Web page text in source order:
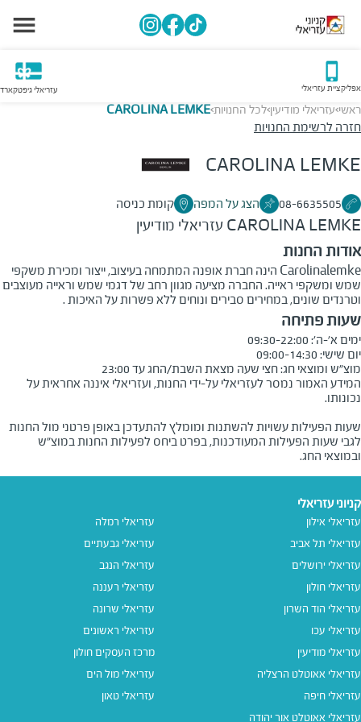
אפליקציית עזריאלי עזריאלי גיפטקארד
ראשי>עזריאלי מודיעין>לכל החנויות>
CAROLINA LEMKE
חזרה לרשימת החנויות
CAROLINA LEMKE
08-6635505 הצג על המפה קומת כניסה
CAROLINA LEMKE עזריאלי מודיעין
אודות החנות
Carolinalemke הינה חברת אופנה המתמחה בעיצוב, ייצור ומכירת משקפי
שמש ומשקפי ראייה. החברה מציעה מגוון רחב של דגמי שמש וראייה מעוצבים
וטרנדים שונים, במחירים סבירים ונוחים ללא פשרות על האיכות .
שעות פתיחה
מוצ"ש ומוצאי חג: חצי שעה מצאת השבת/החג עד 23:00
המידע האמור נמסר לעזריאלי על-ידי החנות, ועזריאלי איננה אחראית על
שעות הפעילות עשויות להשתנות ומומלץ להתעדכן באופן פרטני מול החנות
לגבי שעות הפעילות המעודכנות, בפרט ביחס לפעילות החנות במוצ"ש
ובמוצאי החג.
קניוני עזריאלי
עזריאלי אילון
עזריאלי תל אביב
עזריאלי ירושלים
עזריאלי חולון
עזריאלי הוד השרון
עזריאלי עכו
עזריאלי מודיעין
עזריאלי אאוטלט הרצליה
עזריאלי חיפה
עזריאלי אאוטלט אור יהודה
עזריאלי רמלה
עזריאלי גבעתיים
עזריאלי הנגב
עזריאלי רעננה
עזריאלי שרונה
עזריאלי ראשונים
מרכז העסקים חולון
עזריאלי מול הים
עזריאלי טאון